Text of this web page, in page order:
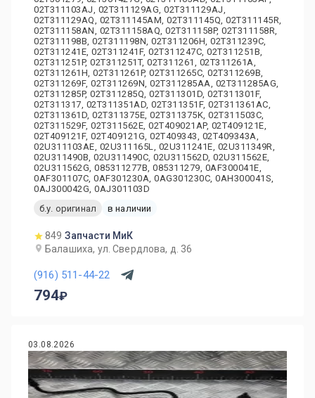
02T311103AJ, 02T311129AG, 02T311129AJ,
02T311129AQ, 02T311145AM, 02T311145Q, 02T311145R,
02T311158AN, 02T311158AQ, 02T311158P, 02T311158R,
02T311198B, 02T311198N, 02T311206H, 02T311239C,
02T311241E, 02T311241F, 02T311247C, 02T311251B,
02T311251P, 02T311251T, 02T311261, 02T311261A,
02T311261H, 02T311261P, 02T311265C, 02T311269B,
02T311269F, 02T311269N, 02T311285AA, 02T311285AG,
02T311285P, 02T311285Q, 02T311301D, 02T311301F,
02T311317, 02T311351AD, 02T311351F, 02T311361AC,
02T311361D, 02T311375E, 02T311375K, 02T311503C,
02T311529F, 02T311562E, 02T409021AP, 02T409121E,
02T409121F, 02T409121G, 02T409343, 02T409343A,
02U311103AE, 02U311165L, 02U311241E, 02U311349R,
02U311490B, 02U311490C, 02U311562D, 02U311562E,
02U311562G, 085311277B, 085311279, 0AF300041E,
0AF301107C, 0AF301230A, 0AG301230C, 0AH300041S,
0AJ300042G, 0AJ301103D
б.у. оригинал
в наличии
849 Запчасти МиК
Балашиха, ул. Свердлова, д. 36
(916) 511-44-22
794
03.08.2026